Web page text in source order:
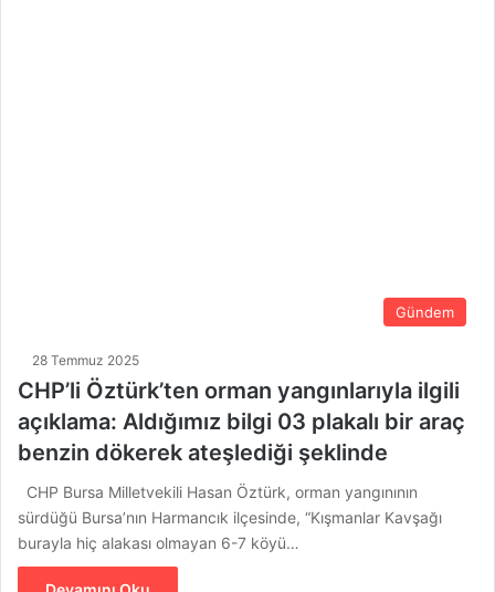
Gündem
28 Temmuz 2025
CHP’li Öztürk’ten orman yangınlarıyla ilgili
açıklama: Aldığımız bilgi 03 plakalı bir araç
benzin dökerek ateşlediği şeklinde
CHP Bursa Milletvekili Hasan Öztürk, orman yangınının
sürdüğü Bursa’nın Harmancık ilçesinde, “Kışmanlar Kavşağı
burayla hiç alakası olmayan 6-7 köyü…